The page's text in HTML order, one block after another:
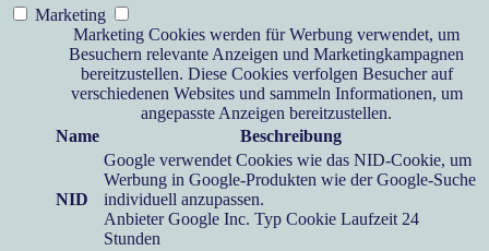
Marketing
Marketing Cookies werden für Werbung verwendet, um
Besuchern relevante Anzeigen und Marketingkampagnen
bereitzustellen. Diese Cookies verfolgen Besucher auf
verschiedenen Websites und sammeln Informationen, um
angepasste Anzeigen bereitzustellen.
Name
Beschreibung
NID
Google verwendet Cookies wie das NID-Cookie, um
Werbung in Google-Produkten wie der Google-Suche
individuell anzupassen.
Anbieter Google Inc. Typ Cookie Laufzeit 24
Stunden